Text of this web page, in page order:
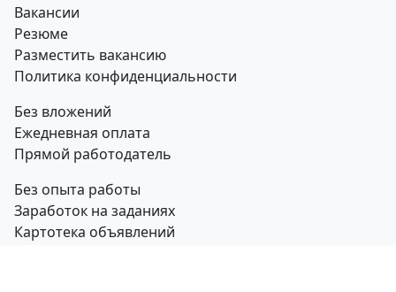
Вакансии
Резюме
Разместить вакансию
Политика конфиденциальности
Без вложений
Ежедневная оплата
Прямой работодатель
Без опыта работы
Заработок на заданиях
Картотека объявлений